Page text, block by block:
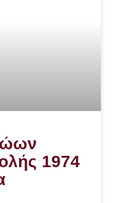
1974